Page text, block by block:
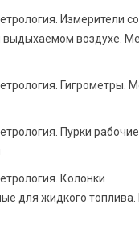
Измерители
выдыхаемом воздухе.
Гигрометры.
Пурки
Колонки
для жидкого